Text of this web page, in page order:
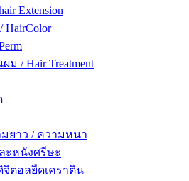
Extension
/ Hair Treatment
ยาว / ความหนา
ะหนังศรีษะ
ตอลยืดเคราติน